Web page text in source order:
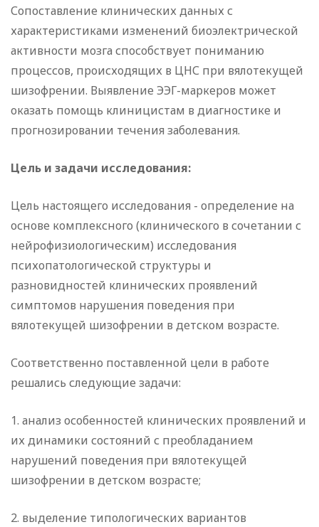
Сопоставление клинических данных с
характеристиками изменений биоэлектрической
активности мозга способствует пониманию
процессов, происходящих в ЦНС при вялотекущей
шизофрении. Выявление ЭЭГ-маркеров может
оказать помощь клиницистам в диагностике и
прогнозировании течения заболевания.
Цель и задачи исследования:
Цель настоящего исследования - определение на
основе комплексного (клинического в сочетании с
нейрофизиологическим) исследования
психопатологической структуры и
разновидностей клинических проявлений
симптомов нарушения поведения при
вялотекущей шизофрении в детском возрасте.
Соответственно поставленной цели в работе
решались следующие задачи:
1. анализ особенностей клинических проявлений и
их динамики состояний с преобладанием
нарушений поведения при вялотекущей
шизофрении в детском возрасте;
2. выделение типологических вариантов